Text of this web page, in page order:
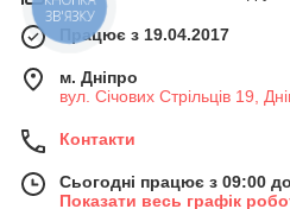
Працює з 19.04.2017
м. Дніпро
вул. Січових Стрільців 19,
Контакти
Сьогодні працює з 09:00
Показати весь графік
КНОПКА
ЗВ'ЯЗКУ